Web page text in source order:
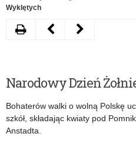
Wyklętych
Narodowy Dzień
Bohaterów walki o wolną Polskę
szkół, składając kwiaty pod
Anstadta.
DrukujNastępny
Łódzkie
Targi
Poprzedni
konkursu